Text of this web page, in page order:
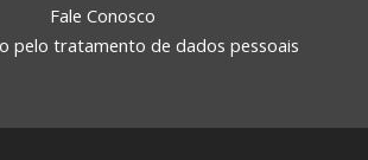
Fale Conosco
pelo tratamento de dados pessoais